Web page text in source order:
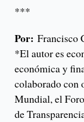
***
Por: Francisco
*El autor es
económica y
colaborado con
Mundial, el
de